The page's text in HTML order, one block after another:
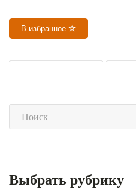
В избранное
Выбрать рубрику